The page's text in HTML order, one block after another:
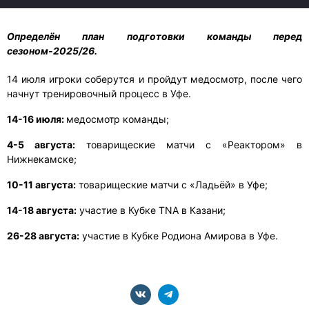
Определён план подготовки команды перед
сезоном-2025/26.
14 июля игроки соберутся и пройдут медосмотр, после чего
начнут тренировочный процесс в Уфе.
14-16 июля: медосмотр команды;
4-5 августа: товарищеские матчи с «Реактором» в
Нижнекамске;
10-11 августа: товарищеские матчи с «Ладьёй» в Уфе;
14-18 августа: участие в Кубке TNA в Казани;
26-28 августа: участие в Кубке Родиона Амирова в Уфе.